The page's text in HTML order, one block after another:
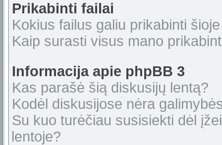
Prikabinti failai
Kokius failus galiu prikabinti
Kaip surasti visus mano
Informacija apie phpBB 3
Kas parašė šią diskusijų lentą?
Kodėl diskusijose nėra
Su kuo turėčiau susisiekti dėl
lentoje?